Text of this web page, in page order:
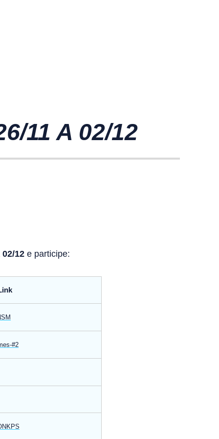
11 A 02/12
02/12 e participe:
#2